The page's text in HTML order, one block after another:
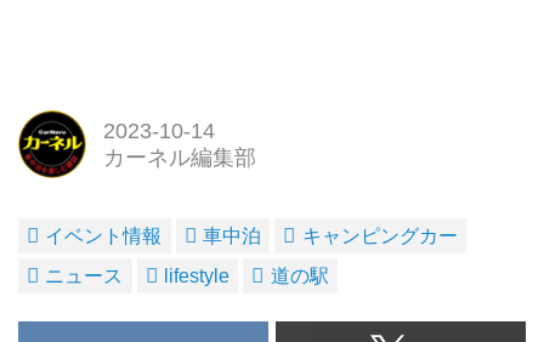
2023-10-14
カーネル編集部
イベント情報 車中泊
キャンピングカー
ニュース
lifestyle 道の駅